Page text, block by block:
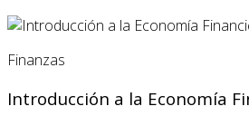
Finanzas
Introducción a la Economía